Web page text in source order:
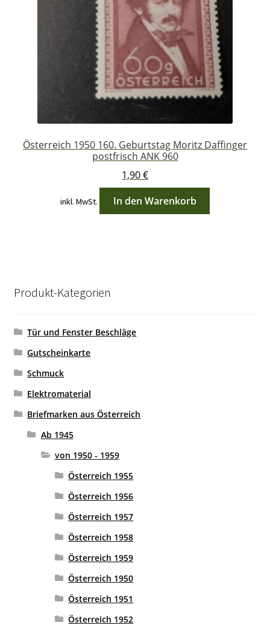
Österreich 1950 160. Geburtstag Moritz Daffinger
postfrisch ANK 960
1,90€
inkl. MwSt. In den Warenkorb
Produkt-Kategorien
Tür und Fenster Beschläge
Gutscheinkarte
Schmuck
Elektromaterial
Briefmarken aus Österreich
Ab 1945
von 1950 - 1959
Österreich 1955
Österreich 1956
Österreich 1957
Österreich 1958
Österreich 1959
Österreich 1950
Österreich 1951
Österreich 1952